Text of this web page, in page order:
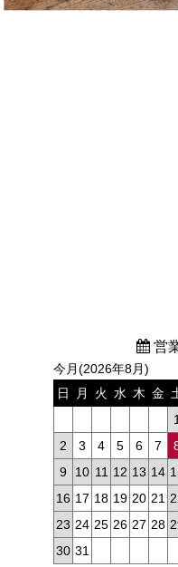
営
今月(2026年8月)
日
月 火 水 木 金
2
3 4 5 6 7
9
10 11 12 13 14
16 17 18 19 20 21
23 24 25 26 27 28
30 31